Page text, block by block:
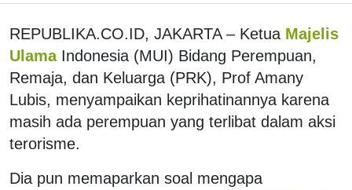
REPUBLIKA.CO.ID, JAKARTA – Ketua Majelis
Ulama Indonesia (MUI) Bidang Perempuan,
Remaja, dan Keluarga (PRK), Prof Amany
Lubis, menyampaikan keprihatinannya karena
masih ada perempuan yang terlibat dalam aksi
terorisme.
Dia pun memaparkan soal mengapa